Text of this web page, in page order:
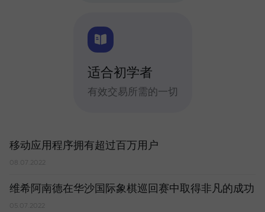
适合初学者
有效交易所需的一切
移动应用程序拥有超过百万用户
08.07.2022
维希阿南德在华沙国际象棋巡回赛中取得非凡的成功